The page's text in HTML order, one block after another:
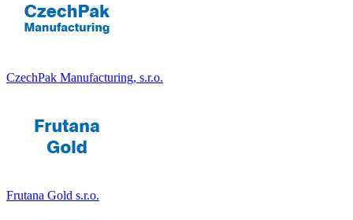
CzechPak Manufacturing, s.r.o.
Frutana Gold s.r.o.